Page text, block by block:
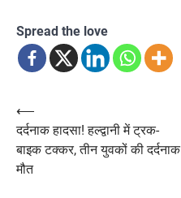
Spread the love
Post
navigation
⟵
दर्दनाक हादसा! हल्द्वानी में ट्रक-
बाइक टक्कर, तीन युवकों की दर्दनाक
मौत